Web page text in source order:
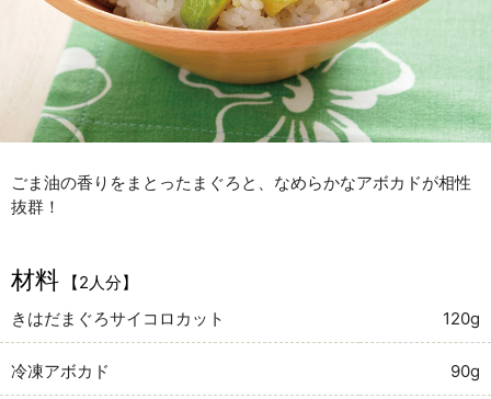
ごま油の香りをまとったまぐろと、なめらかなアボカドが相性
抜群！
材料
【2人分】
きはだまぐろサイコロカット
120g
冷凍アボカド 90g